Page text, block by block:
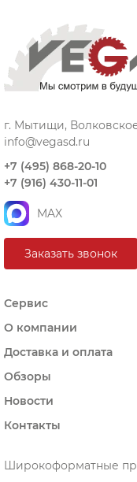
г. Мытищи,
info@vegasd.ru
+7 (495) 868-20-10
+7 (916) 430-11-01
MAX
Заказать звонок
Сервис
О компании
Доставка и оплата
Обзоры
Новости
Контакты
Широкоформатные